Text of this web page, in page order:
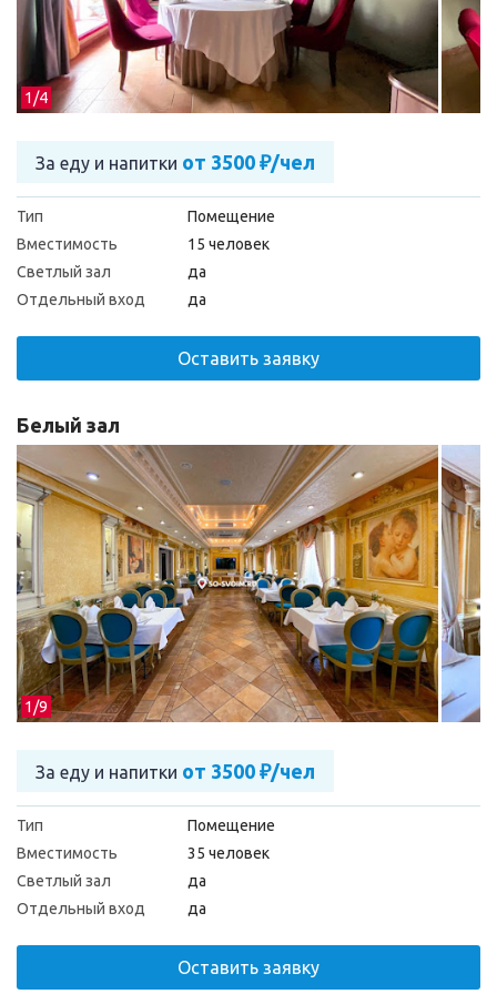
1/4
За еду и напитки от 3500 ₽/чел
Тип
Помещение
Вместимость
15 человек
Светлый зал
да
Отдельный вход
да
Оставить заявку
1/9
Белый зал
За еду и напитки от 3500 ₽/чел
Тип
Помещение
Вместимость
35 человек
Светлый зал
да
Отдельный вход
да
Оставить заявку